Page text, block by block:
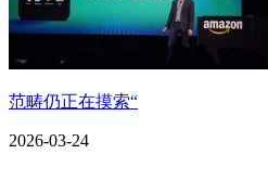
范畴仍正在摸索“
2026-03-24